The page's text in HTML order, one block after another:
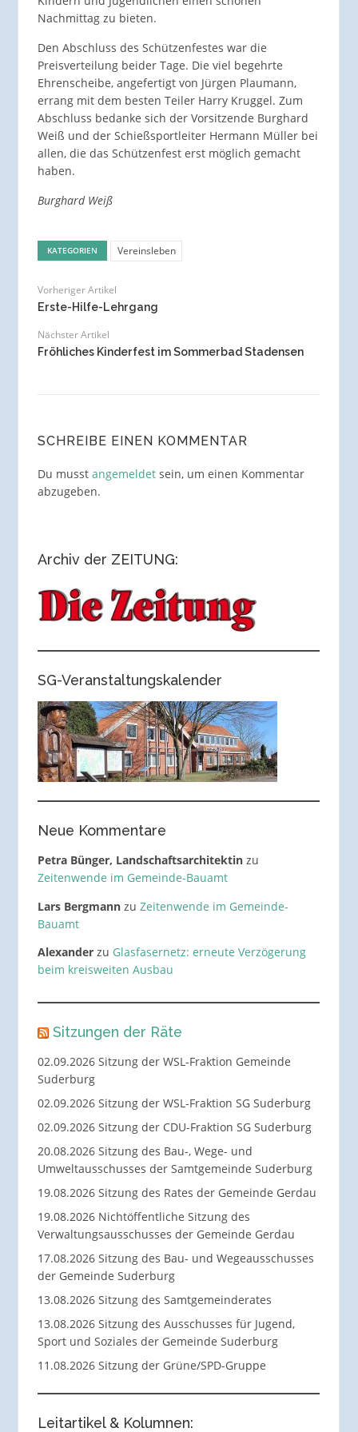
Nachmittag zu bieten.
Den Abschluss des Schützenfestes war die
Preisverteilung beider Tage. Die viel begehrte
Ehrenscheibe, angefertigt von Jürgen Plaumann,
errang mit dem besten Teiler Harry Kruggel. Zum
Abschluss bedanke sich der Vorsitzende Burghard
Weiß und der Schießsportleiter Hermann Müller bei
allen, die das Schützenfest erst möglich gemacht
haben.
Burghard Weiß
KATEGORIEN Vereinsleben
Vorheriger Artikel
Erste-Hilfe-Lehrgang
Nächster Artikel
Fröhliches Kinderfest im Sommerbad Stadensen
SCHREIBE EINEN KOMMENTAR
Du musst angemeldetsein, um einen Kommentar
abzugeben.
Archiv der ZEITUNG:
SG-Veranstaltungskalender
Neue Kommentare
Petra Bünger, Landschaftsarchitektinzu
Zeitenwende im Gemeinde-Bauamt
Lars Bergmannzu Zeitenwende im Gemeinde-
Bauamt
Alexanderzu Glasfasernetz: erneute Verzögerung
beim kreisweiten Ausbau
Sitzungen der Räte
02.09.2026 Sitzung der WSL-Fraktion Gemeinde
Suderburg
02.09.2026 Sitzung der WSL-Fraktion SG Suderburg
02.09.2026 Sitzung der CDU-Fraktion SG Suderburg
20.08.2026 Sitzung des Bau-, Wege- und
Umweltausschusses der Samtgemeinde Suderburg
19.08.2026 Sitzung des Rates der Gemeinde Gerdau
19.08.2026 Nichtöffentliche Sitzung des
Verwaltungsausschusses der Gemeinde Gerdau
17.08.2026 Sitzung des Bau- und Wegeausschusses
der Gemeinde Suderburg
13.08.2026 Sitzung des Samtgemeinderates
13.08.2026 Sitzung des Ausschusses für Jugend,
Sport und Soziales der Gemeinde Suderburg
11.08.2026 Sitzung der Grüne/SPD-Gruppe
Leitartikel & Kolumnen: